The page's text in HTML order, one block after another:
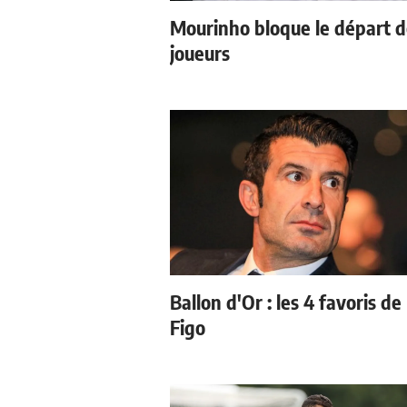
Mourinho bloque le départ
joueurs
Ballon d'Or : les 4 favoris de
Figo